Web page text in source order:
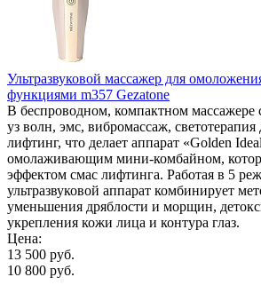
Ультразвуковой массажер для
функциями m357 Gezatone
В беспроводном, компактном массажере
уз волн, эмс, вибромассаж,
лифтинг, что делает аппарат «Golden
омолаживающим мини-комбайном,
эффектом смас лифтинга. Работая в 5
ультразвуковой аппарат комбинирует
уменьшения дряблости и морщин,
укрепления кожи лица и контура глаз.
Цена:
13 500 руб.
10 800 руб.